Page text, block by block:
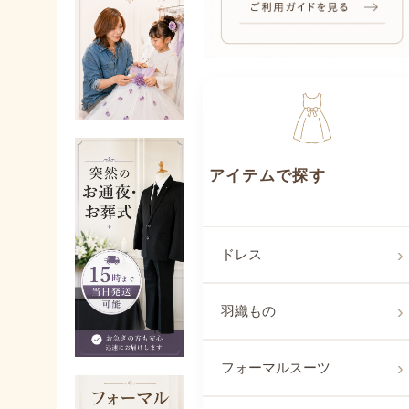
アイテムで探
ドレス
羽織もの
フォーマルスーツ